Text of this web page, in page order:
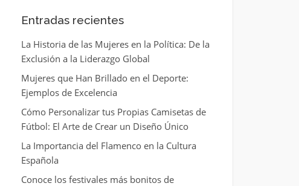
Entradas recientes
La Historia de las Mujeres en la Política: De la
Exclusión a la Liderazgo Global
Mujeres que Han Brillado en el Deporte:
Ejemplos de Excelencia
Cómo Personalizar tus Propias Camisetas de
Fútbol: El Arte de Crear un Diseño Único
La Importancia del Flamenco en la Cultura
Española
Conoce los festivales más bonitos de